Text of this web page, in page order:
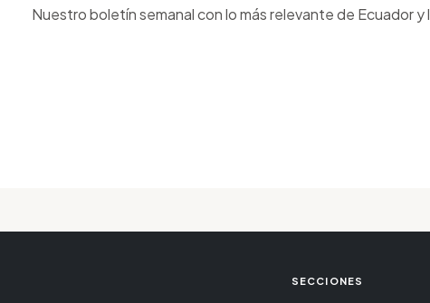
Nuestro boletín semanal con lo más relevante de Ecuador
SECCIONES